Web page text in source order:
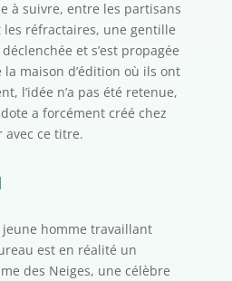
à suivre, entre les partisans
réfractaires, une gentille
et s’est propagée
la maison d’édition où ils ont
l’idée n’a pas été retenue,
a forcément créé chez
ce titre.
homme travaillant
est en réalité un
des Neiges, une célèbre